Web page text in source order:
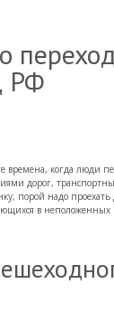
РФ
времена, когда люди
дорог,
порой надо проехать
в неположенных